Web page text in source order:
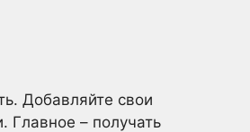
Добавляйте свои
Главное – получать